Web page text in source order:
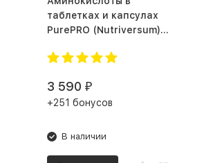
таблетках и капсулах
PurePRO (Nutriversum)
3 590 ₽
+251 бонусов
В наличии